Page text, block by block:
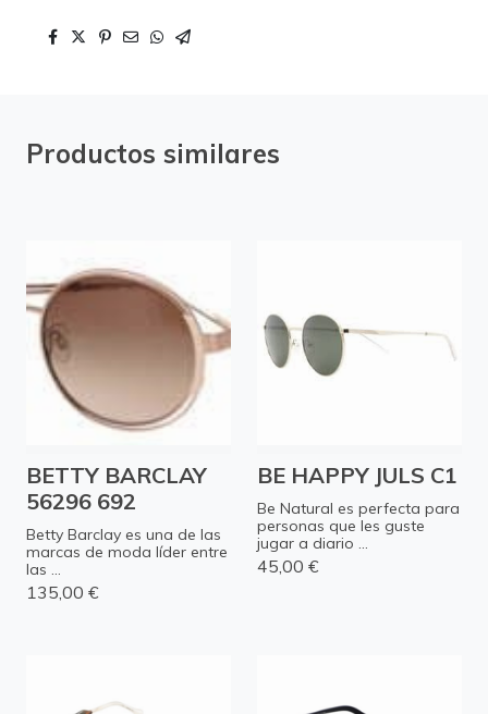
Productos similares
BETTY BARCLAY
56296 692
Betty Barclay es una de las
marcas de moda líder entre
las ...
135,00 €
BE HAPPY JULS C1
Be Natural es perfecta para
personas que les guste
jugar a diario ...
45,00 €